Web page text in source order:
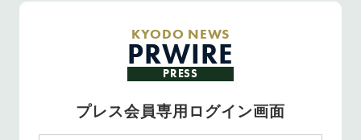
KYODO NEWS
PRWIRE
PRESS
プレス会員専用ログイン画面